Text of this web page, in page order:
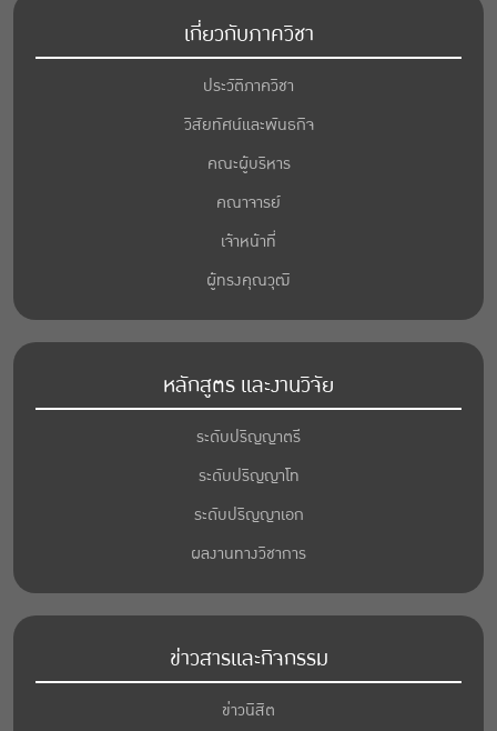
เกี่ยวกับภาควิชา
ประวัติภาควิชา
วิสัยทัศน์และพันธกิจ
คณะผู้บริหาร
คณาจารย์
เจ้าหน้าที่
ผู้ทรงคุณวุฒิ
หลักสูตร และงานวิจัย
ระดับปริญญาตรี
ระดับปริญญาโท
ระดับปริญญาเอก
ผลงานทางวิชาการ
ข่าวสารและกิจกรรม
ข่าวนิสิต